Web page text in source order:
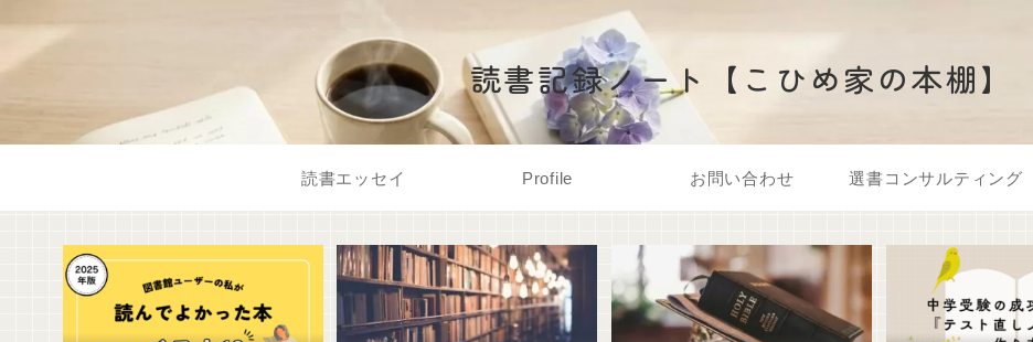
読書記録ノート【こひめ家の本棚】
読書エッセイ Profile お問い合わせ 選書コンサルティング